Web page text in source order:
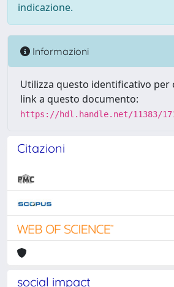
indicazione.
Informazioni
Utilizza questo identificativo per
link a questo documento:
https://hdl.handle.net/11383/
Citazioni
social impact